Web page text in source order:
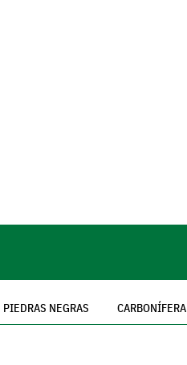
PIEDRAS NEGRAS CARBONÍFERA